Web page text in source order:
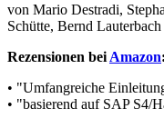
von Mario Destradi,
Schütte, Bernd Lauterbach
Rezensionen bei Amazon:
• "Umfangreiche
• "basierend auf SAP S4/